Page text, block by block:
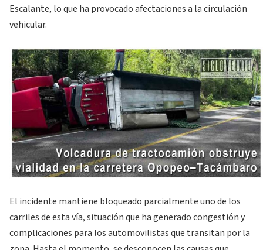
Escalante, lo que ha provocado afectaciones a la circulación
vehicular.
El incidente mantiene bloqueado parcialmente uno de los
carriles de esta vía, situación que ha generado congestión y
complicaciones para los automovilistas que transitan por la